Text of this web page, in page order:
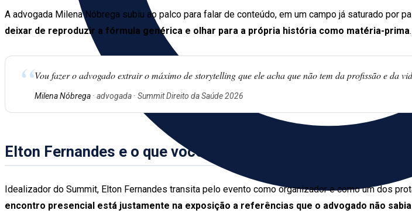
A advogada Milena Nóbrega subiu ao palco para falar de conteúdo, em um campo já saturado por
deixar de reproduzir a fórmula genérica e olhar para a própria história como matéria-prima.
“Vou fazer o advogado extrair o máximo de storytelling que ele acha que não tem da profissão e da
Milena Nóbrega · advogada · Summit Direito da Saúde 2026
Elton Fernandes e o que você não sabe que não sabe
Idealizador do Summit, Elton Fernandes transita pelo evento como organizador e como um dos
encontro presencial está justamente na exposição a referências que o advogado não